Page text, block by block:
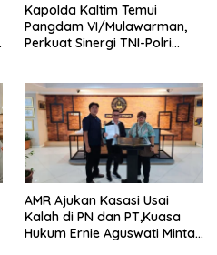
Kapolda Kaltim Temui
Pangdam VI/Mulawarman,
Perkuat Sinergi TNI-Polri
AMR Ajukan Kasasi Usai
Kalah di PN dan PT,Kuasa
Hukum Ernie Aguswati Minta